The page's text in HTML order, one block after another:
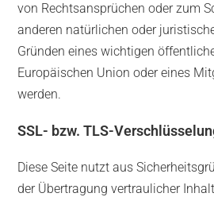
von Rechtsansprüchen oder zum
anderen natürlichen oder
Gründen eines wichtigen
Europäischen Union oder eines
werden.
SSL- bzw. TLS-
Diese Seite nutzt aus
der Übertragung vertraulicher